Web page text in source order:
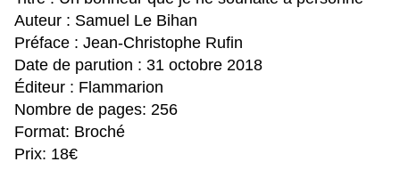
Auteur : Samuel Le Bihan
Préface : Jean-Christophe Rufin
Date de parution : 31 octobre 2018
Éditeur : Flammarion
Nombre de pages: 256
Format: Broché
Prix: 18€